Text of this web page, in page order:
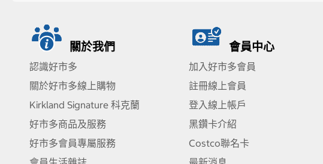
關於我們
認識好市多
關於好市多線上購物
Kirkland Signature 科克蘭
好市多商品及服務
好市多會員專屬服務
會員中心
加入好市多會員
註冊線上會員
登入線上帳戶
黑鑽卡介紹
Costco聯名卡